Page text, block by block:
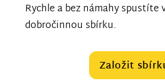
Rychle a bez námahy spustíte
dobročinnou sbírku.
Založit